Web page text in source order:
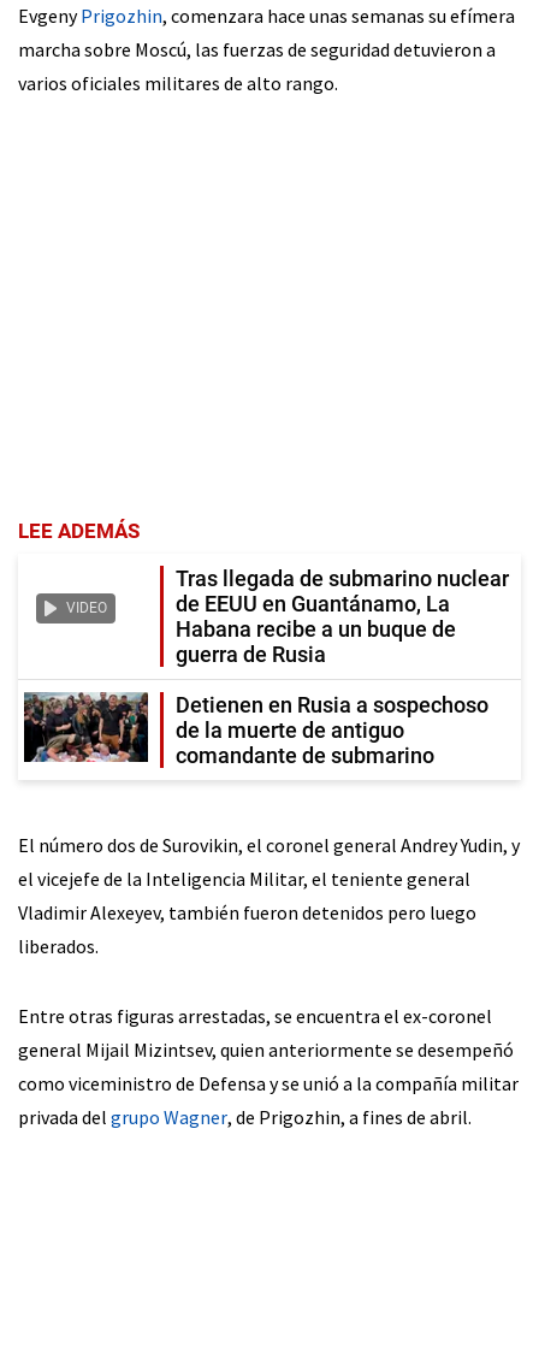
EvgenyPrigozhin, comenzara hace unas semanas su efímera
marcha sobre Moscú, las fuerzas de seguridad detuvieron a
varios oficiales militares de alto rango.
LEE ADEMÁS
VIDEO
Tras llegada de submarino nuclear
de EEUU en Guantánamo, La
Habana recibe a un buque de
guerra de Rusia
Detienen en Rusia a sospechoso
de la muerte de antiguo
comandante de submarino
El número dos de Surovikin, el coronel general Andrey Yudin, y
el vicejefe de la Inteligencia Militar, el teniente general
Vladimir Alexeyev, también fueron detenidos pero luego
liberados.
Entre otras figuras arrestadas, se encuentra el ex-coronel
general Mijail Mizintsev, quien anteriormente se desempeñó
como viceministro de Defensa y se unió a la compañía militar
privada del grupo Wagner, de Prigozhin, a fines de abril.